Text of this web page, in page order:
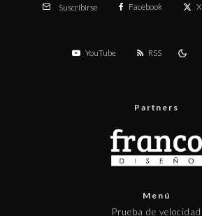
Suscribirse Facebook X
YouTube RSS
Partners
Menú
Prueba de velocidad